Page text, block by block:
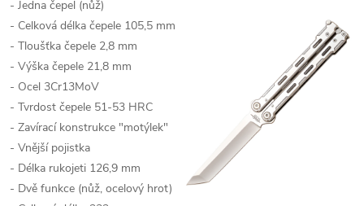
- Jedna čepel (nůž)
- Celková délka čepele 105,5 mm
- Tloušťka čepele 2,8 mm
- Výška čepele 21,8 mm
- Ocel 3Cr13MoV
- Tvrdost čepele 51-53 HRC
- Zavírací konstrukce "motýlek"
- Vnější pojistka
- Délka rukojeti 126,9 mm
- Dvě funkce (nůž, ocelový hrot)